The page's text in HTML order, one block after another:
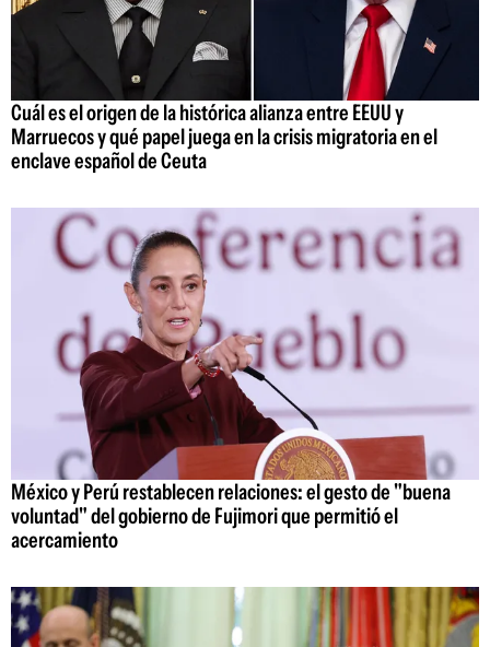
Cuál es el origen de la histórica alianza entre EEUU y
Marruecos y qué papel juega en la crisis migratoria en el
enclave español de Ceuta
México y Perú restablecen relaciones: el gesto de "buena
voluntad" del gobierno de Fujimori que permitió el
acercamiento